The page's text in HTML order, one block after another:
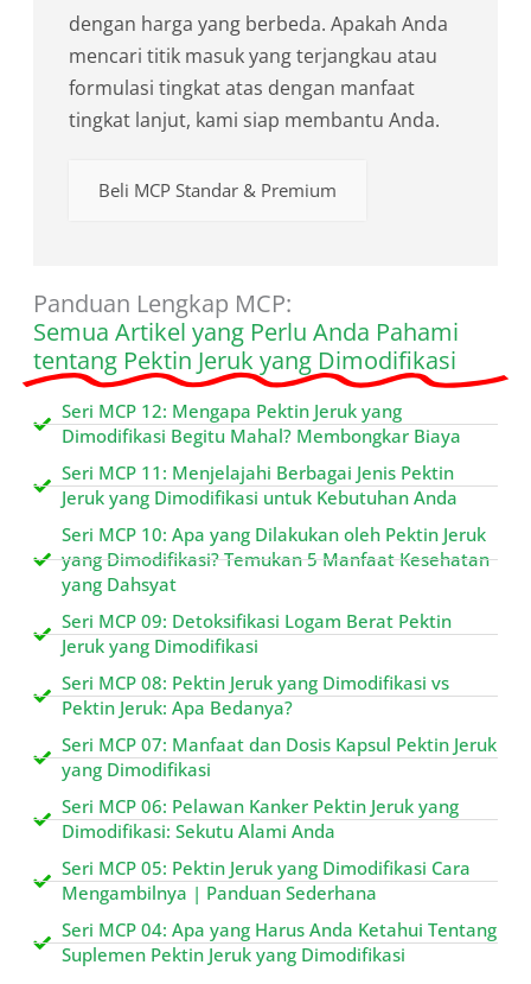
dengan harga yang berbeda. Apakah Anda
mencari titik masuk yang terjangkau atau
formulasi tingkat atas dengan manfaat
tingkat lanjut, kami siap membantu Anda.
Beli MCP Standar & Premium
Panduan Lengkap MCP:
Semua Artikel yang Perlu Anda Pahami
tentang Pektin Jeruk yang Dimodifikasi
Seri MCP 12: Mengapa Pektin Jeruk yang
Dimodifikasi Begitu Mahal? Membongkar Biaya
Seri MCP 11: Menjelajahi Berbagai Jenis Pektin
Jeruk yang Dimodifikasi untuk Kebutuhan Anda
Seri MCP 10: Apa yang Dilakukan oleh Pektin Jeruk
yang Dimodifikasi? Temukan 5 Manfaat Kesehatan
yang Dahsyat
Seri MCP 09: Detoksifikasi Logam Berat Pektin
Jeruk yang Dimodifikasi
Seri MCP 08: Pektin Jeruk yang Dimodifikasi vs
Pektin Jeruk: Apa Bedanya?
Seri MCP 07: Manfaat dan Dosis Kapsul Pektin Jeruk
yang Dimodifikasi
Seri MCP 06: Pelawan Kanker Pektin Jeruk yang
Dimodifikasi: Sekutu Alami Anda
Seri MCP 05: Pektin Jeruk yang Dimodifikasi Cara
Mengambilnya | Panduan Sederhana
Seri MCP 04: Apa yang Harus Anda Ketahui Tentang
Suplemen Pektin Jeruk yang Dimodifikasi